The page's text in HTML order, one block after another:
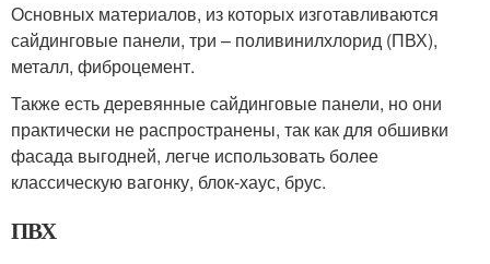
Основных материалов, из которых изготавливаются
сайдинговые панели, три – поливинилхлорид (ПВХ),
металл, фиброцемент.
Также есть деревянные сайдинговые панели, но они
практически не распространены, так как для обшивки
фасада выгодней, легче использовать более
классическую вагонку, блок-хаус, брус.
ПВХ